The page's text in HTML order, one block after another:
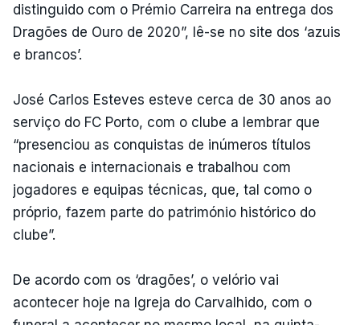
distinguido com o Prémio Carreira na entrega dos
Dragões de Ouro de 2020”, lê-se no site dos ‘azuis
e brancos’.
José Carlos Esteves esteve cerca de 30 anos ao
serviço do FC Porto, com o clube a lembrar que
“presenciou as conquistas de inúmeros títulos
nacionais e internacionais e trabalhou com
jogadores e equipas técnicas, que, tal como o
próprio, fazem parte do património histórico do
clube”.
De acordo com os ‘dragões’, o velório vai
acontecer hoje na Igreja do Carvalhido, com o